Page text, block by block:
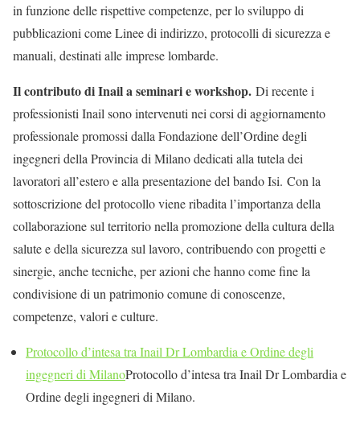
in funzione delle rispettive competenze, per lo sviluppo di
pubblicazioni come Linee di indirizzo, protocolli di sicurezza e
manuali, destinati alle imprese lombarde.
Il contributo di Inail a seminari e workshop. Di recente i
professionisti Inail sono intervenuti nei corsi di aggiornamento
professionale promossi dalla Fondazione dell’Ordine degli
ingegneri della Provincia di Milano dedicati alla tutela dei
lavoratori all’estero e alla presentazione del bando Isi. Con la
sottoscrizione del protocollo viene ribadita l’importanza della
collaborazione sul territorio nella promozione della cultura della
salute e della sicurezza sul lavoro, contribuendo con progetti e
sinergie, anche tecniche, per azioni che hanno come fine la
condivisione di un patrimonio comune di conoscenze,
competenze, valori e culture.
Protocollo d’intesa tra Inail Dr Lombardia e Ordine degli
ingegneri di MilanoProtocollo d’intesa tra Inail Dr Lombardia e
Ordine degli ingegneri di Milano.